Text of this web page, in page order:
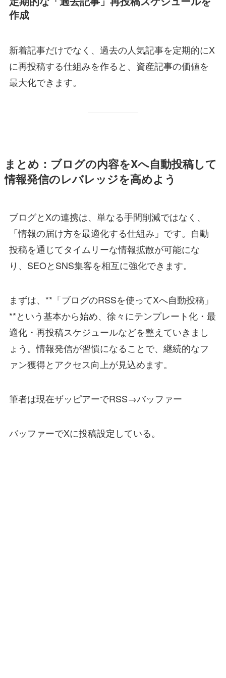
作成
新着記事だけでなく、過去の人気記事を定期的にX
に再投稿する仕組みを作ると、資産記事の価値を
最大化できます。
まとめ：ブログの内容をXへ自動投稿して
情報発信のレバレッジを高めよう
ブログとXの連携は、単なる手間削減ではなく、
「情報の届け方を最適化する仕組み」です。自動
投稿を通じてタイムリーな情報拡散が可能にな
り、SEOとSNS集客を相互に強化できます。
まずは、**「ブログのRSSを使ってXへ自動投稿」
**という基本から始め、徐々にテンプレート化・最
適化・再投稿スケジュールなどを整えていきまし
ょう。情報発信が習慣になることで、継続的なフ
ァン獲得とアクセス向上が見込めます。
筆者は現在ザッピアーでRSS→バッファー
バッファーでXに投稿設定している。